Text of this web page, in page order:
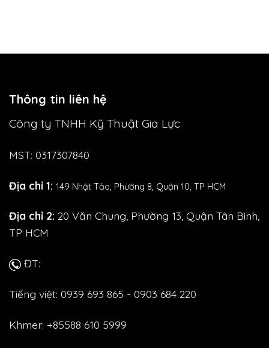
Thông tin liên hệ
Công ty TNHH Kỹ Thuật Gia Lực
MST: 0317307840
Địa chỉ 1: 149 Nhật Tảo, Phường 8, Quận 10, TP HCM
Địa chỉ 2: 20 Văn Chung, Phường 13, Quận Tân Bình,
TP HCM
ĐT:
Tiếng việt: 0939 693 865 - 0903 684 220
Khmer: +85588 610 5999